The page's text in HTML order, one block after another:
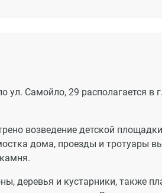
Самойло, 29 располагается в
возведение детской
дома, проезды и тротуары
деревья и кустарники, также